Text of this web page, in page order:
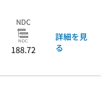
NDC
188.72
詳細を見
る